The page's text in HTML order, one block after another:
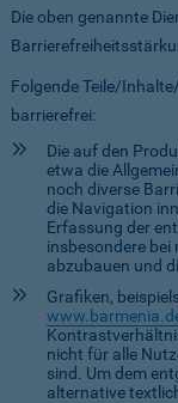
Die oben genannte
Folgende Teile/
barrierefrei:
Die auf den
etwa die
noch diverse
die Navigation
Erfassung der
insbesondere bei
abzubauen und
Grafiken,
nicht für alle
sind. Um dem
alternative